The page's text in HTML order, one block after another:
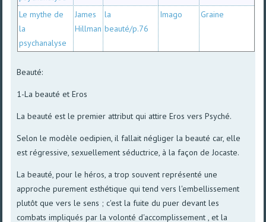
Le mythe de
la
psychanalyse
James
Hillman
la
beauté/p.76
Imago Graine
Beauté:
1-La beauté et Eros
La beauté est le premier attribut qui attire Eros vers Psyché.
Selon le modèle oedipien, il fallait négliger la beauté car, elle
est régressive, sexuellement séductrice, à la façon de Jocaste.
La beauté, pour le héros, a trop souvent représenté une
approche purement esthétique qui tend vers l'embellissement
plutôt que vers le sens ; c'est la fuite du puer devant les
combats impliqués par la volonté d'accomplissement , et la